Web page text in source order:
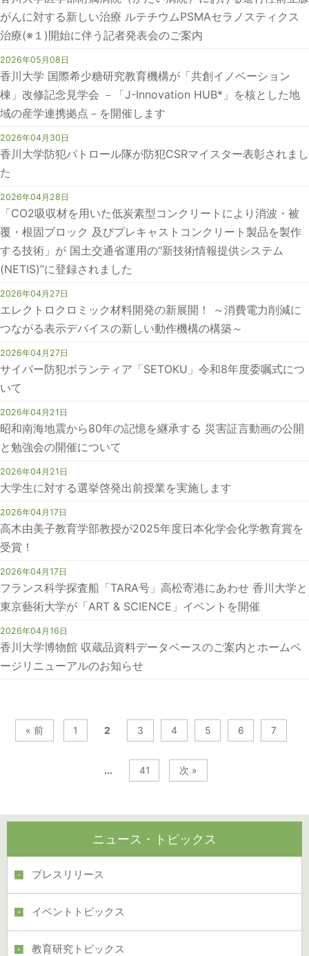
がんに対する新しい治療 ルテチウムPSMAセラノスティクス
治療(※１)開始に伴う記者発表会のご案内
2026年05月08日
香川大学 国際希少糖研究教育機構が「共創イノベーション
棟」改修記念見学会 －「J-Innovation HUB*」を核とした地
域の産学連携拠点－を開催します
2026年04月30日
香川大学防犯パトロール隊が防犯CSRマイスター表彰されまし
た
2026年04月28日
「CO2吸収材を用いた低炭素型コンクリートにより消波・被
覆・根固ブロック 及びプレキャストコンクリート製品を製作
する技術」が 国土交通省運用の“新技術情報提供システム
(NETIS)”に登録されました
2026年04月27日
エレクトロクロミック材料開発の新展開！ ～消費電力削減に
つながる表示デバイスの新しい動作機構の構築～
2026年04月27日
サイバー防犯ボランティア「SETOKU」令和8年度委嘱式につ
いて
2026年04月21日
昭和南海地震から80年の記憶を継承する 災害証言動画の公開
と勉強会の開催について
2026年04月21日
大学生に対する選挙啓発出前授業を実施します
2026年04月17日
高木由美子教育学部教授が2025年度日本化学会化学教育賞を
受賞！
2026年04月17日
フランス科学探査船「TARA号」高松寄港にあわせ 香川大学と
東京藝術大学が「ART & SCIENCE」イベントを開催
2026年04月16日
香川大学博物館 収蔵品資料データベースのご案内とホームペ
ージリニューアルのお知らせ
« 前 1 2 3 4 5 6 7
... 41 次 »
ニュース・トピックス
プレスリリース
イベントトピックス
教育研究トピックス